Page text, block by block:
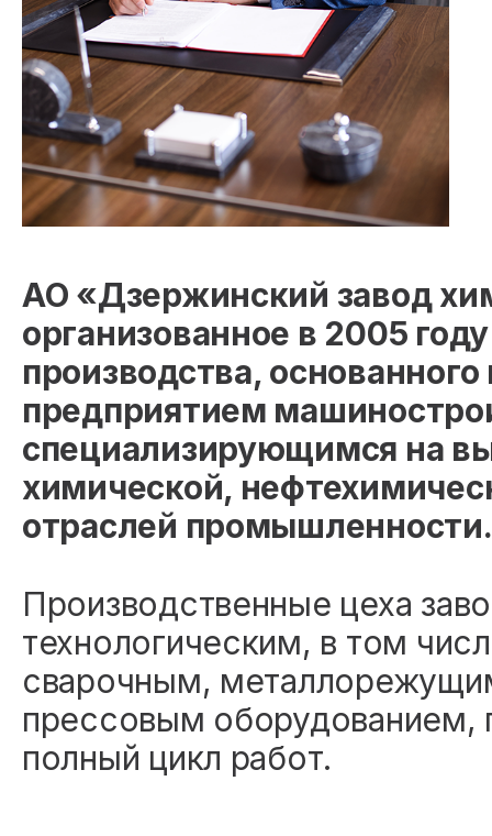
АО «Дзержинский завод
организованное в 2005
производства, основанного
предприятием
специализирующимся на
химической,
отраслей промышленности.
Производственные цеха
технологическим, в том
сварочным,
прессовым
полный цикл работ.